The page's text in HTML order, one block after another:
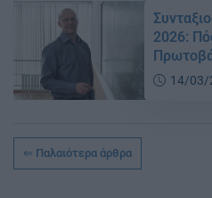
2026:
14/03/
Παλαιότερα άρθρα